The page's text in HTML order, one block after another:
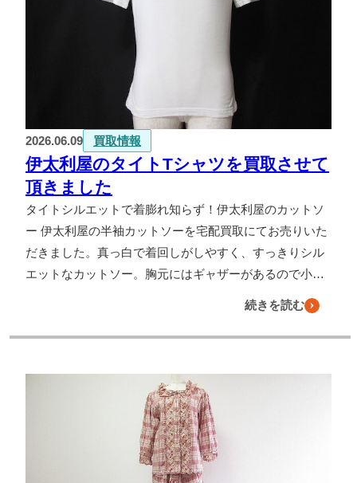
2026.06.09 買取情報
伊太利屋のタイトTシャツを買取させて
頂きました
タイトシルエットで着膨れ知らず！伊太利屋のカットソ
ー 伊太利屋の半袖カットソーを宅配買取にてお売りいた
だきました。真っ白で着回しがしやすく、すっきりシル
エットなカットソー。胸元にはギャザーがあるので小…
続きを読む